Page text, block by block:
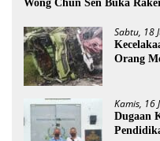
Wong Chun Sen Buka
Sabtu, 18
Orang
Kamis, 16
Dugaan